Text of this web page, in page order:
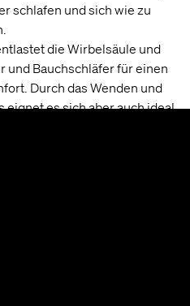
schlafen und sich wie zu
die Wirbelsäule und
und Bauchschläfer für einen
Durch das Wenden und
eignet es sich aber auch ideal